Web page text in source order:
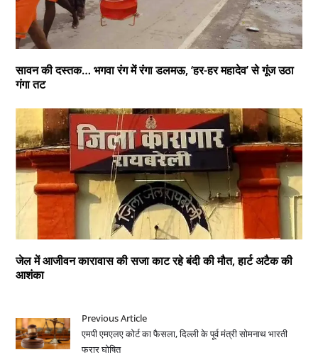
सावन की दस्तक… भगवा रंग में रंगा डलमऊ, ‘हर-हर महादेव’ से गूंज उठा
गंगा तट
जेल में आजीवन कारावास की सजा काट रहे बंदी की मौत, हार्ट अटैक की
आशंका
Previous Article
एमपी एमएलए कोर्ट का फैसला, दिल्ली के पूर्व मंत्री सोमनाथ भारती
फरार घोषित